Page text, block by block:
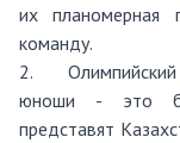
их планомерная
команду.
2.
юноши - это
представят